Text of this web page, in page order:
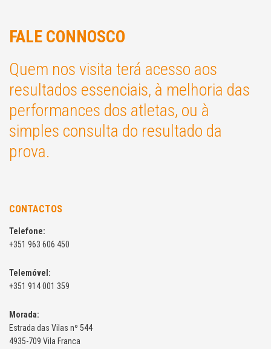
FALE CONNOSCO
Quem nos visita terá acesso aos
resultados essenciais, à melhoria das
performances dos atletas, ou à
simples consulta do resultado da
prova.
CONTACTOS
Telefone:
+351 963 606 450
Telemóvel:
+351 914 001 359
Morada:
Estrada das Vilas nº 544
4935-709 Vila Franca